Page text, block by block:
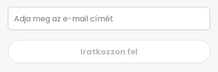
Iratkozzon fel